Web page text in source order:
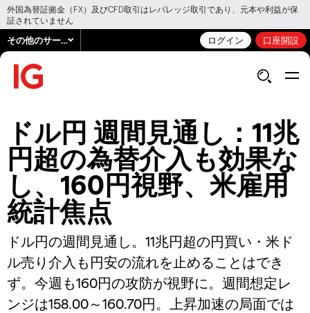
外国為替証拠金（FX）及びCFD取引はレバレッジ取引であり、元本や利益が保
証されていません
その他のサービス ログイン 口座開設
ドル円 週間見通し：11兆
円超の為替介入も効果な
し、160円視野、米雇用
統計焦点
ドル円の週間見通し。11兆円超の円買い・米ド
ル売り介入も円安の流れを止めることはでき
ず。今週も160円の攻防が視野に。週間想定レ
ンジは158.00～160.70円。上昇加速の局面では